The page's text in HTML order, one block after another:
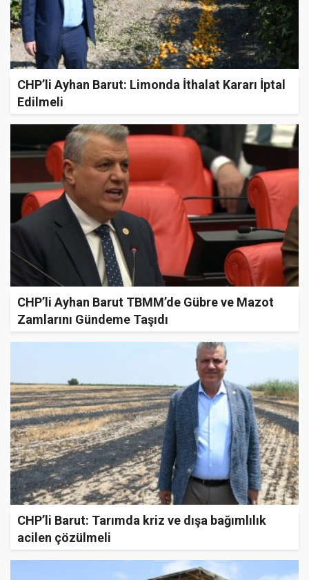
CHP’li Ayhan Barut: Limonda İthalat Kararı İptal
Edilmeli
CHP’li Ayhan Barut TBMM’de Gübre ve Mazot
Zamlarını Gündeme Taşıdı
CHP’li Barut: Tarımda kriz ve dışa bağımlılık
acilen çözülmeli